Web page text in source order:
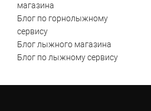
магазина
Блог по горнолыжному
сервису
Блог лыжного магазина
Блог по лыжному сервису